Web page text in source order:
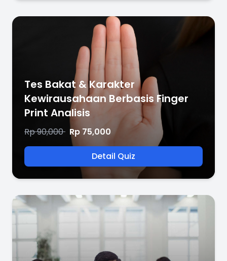
Tes Bakat & Karakter
Kewirausahaan Berbasis Finger
Print Analisis
Rp 90,000 Rp 75,000
Detail Quiz